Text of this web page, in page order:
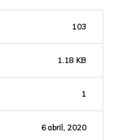
103
1.18 KB
1
6 abril, 2020